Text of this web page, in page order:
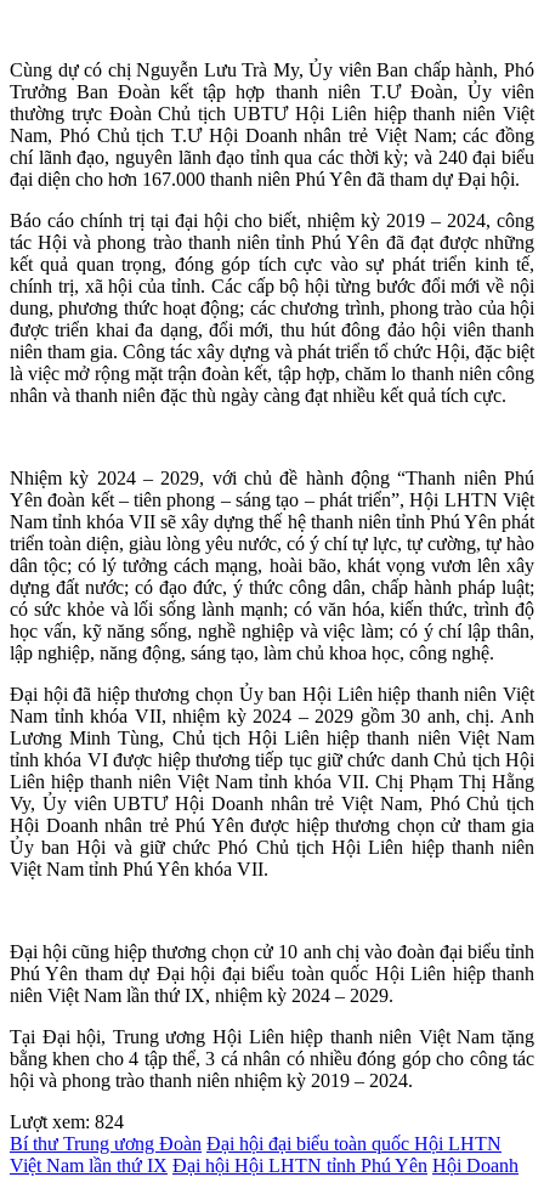
Cùng dự có chị Nguyễn Lưu Trà My, Ủy viên Ban chấp hành, Phó
Trưởng Ban Đoàn kết tập hợp thanh niên T.Ư Đoàn, Ủy viên
thường trực Đoàn Chủ tịch UBTƯ Hội Liên hiệp thanh niên Việt
Nam, Phó Chủ tịch T.Ư Hội Doanh nhân trẻ Việt Nam; các đồng
chí lãnh đạo, nguyên lãnh đạo tỉnh qua các thời kỳ; và 240 đại biểu
đại diện cho hơn 167.000 thanh niên Phú Yên đã tham dự Đại hội.
Báo cáo chính trị tại đại hội cho biết, nhiệm kỳ 2019 – 2024, công
tác Hội và phong trào thanh niên tỉnh Phú Yên đã đạt được những
kết quả quan trọng, đóng góp tích cực vào sự phát triển kinh tế,
chính trị, xã hội của tỉnh. Các cấp bộ hội từng bước đổi mới về nội
dung, phương thức hoạt động; các chương trình, phong trào của hội
được triển khai đa dạng, đổi mới, thu hút đông đảo hội viên thanh
niên tham gia. Công tác xây dựng và phát triển tổ chức Hội, đặc biệt
là việc mở rộng mặt trận đoàn kết, tập hợp, chăm lo thanh niên công
nhân và thanh niên đặc thù ngày càng đạt nhiều kết quả tích cực.
Nhiệm kỳ 2024 – 2029, với chủ đề hành động “Thanh niên Phú
Yên đoàn kết – tiên phong – sáng tạo – phát triển”, Hội LHTN Việt
Nam tỉnh khóa VII sẽ xây dựng thế hệ thanh niên tỉnh Phú Yên phát
triển toàn diện, giàu lòng yêu nước, có ý chí tự lực, tự cường, tự hào
dân tộc; có lý tưởng cách mạng, hoài bão, khát vọng vươn lên xây
dựng đất nước; có đạo đức, ý thức công dân, chấp hành pháp luật;
có sức khỏe và lối sống lành mạnh; có văn hóa, kiến thức, trình độ
học vấn, kỹ năng sống, nghề nghiệp và việc làm; có ý chí lập thân,
lập nghiệp, năng động, sáng tạo, làm chủ khoa học, công nghệ.
Đại hội đã hiệp thương chọn Ủy ban Hội Liên hiệp thanh niên Việt
Nam tỉnh khóa VII, nhiệm kỳ 2024 – 2029 gồm 30 anh, chị. Anh
Lương Minh Tùng, Chủ tịch Hội Liên hiệp thanh niên Việt Nam
tỉnh khóa VI được hiệp thương tiếp tục giữ chức danh Chủ tịch Hội
Liên hiệp thanh niên Việt Nam tỉnh khóa VII. Chị Phạm Thị Hằng
Vy, Ủy viên UBTƯ Hội Doanh nhân trẻ Việt Nam, Phó Chủ tịch
Hội Doanh nhân trẻ Phú Yên được hiệp thương chọn cử tham gia
Ủy ban Hội và giữ chức Phó Chủ tịch Hội Liên hiệp thanh niên
Việt Nam tỉnh Phú Yên khóa VII.
Đại hội cũng hiệp thương chọn cử 10 anh chị vào đoàn đại biểu tỉnh
Phú Yên tham dự Đại hội đại biểu toàn quốc Hội Liên hiệp thanh
niên Việt Nam lần thứ IX, nhiệm kỳ 2024 – 2029.
Tại Đại hội, Trung ương Hội Liên hiệp thanh niên Việt Nam tặng
bằng khen cho 4 tập thể, 3 cá nhân có nhiều đóng góp cho công tác
hội và phong trào thanh niên nhiệm kỳ 2019 – 2024.
Lượt xem: 824
Bí thư Trung ương Đoàn Đại hội đại biểu toàn quốc Hội LHTN
Việt Nam lần thứ IX Đại hội Hội LHTN tỉnh Phú Yên Hội Doanh